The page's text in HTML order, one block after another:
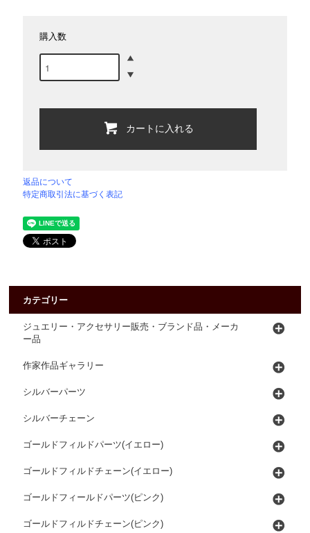
購入数
カートに入れる
返品について
特定商取引法に基づく表記
カテゴリー
ジュエリー・アクセサリー販売・ブランド品・メーカ
ー品
作家作品ギャラリー
シルバーパーツ
シルバーチェーン
ゴールドフィルドパーツ(イエロー)
ゴールドフィルドチェーン(イエロー)
ゴールドフィールドパーツ(ピンク)
ゴールドフィルドチェーン(ピンク)